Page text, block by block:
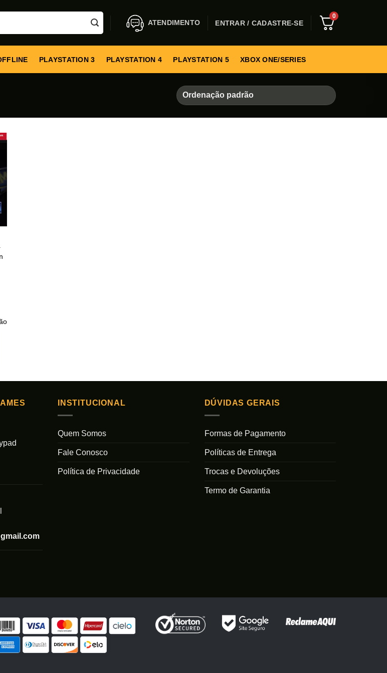
ATENDIMENTO ENTRAR / CADASTRE-SE
0
PLAYSTATION 3 PLAYSTATION 4 PLAYSTATION 5 XBOX ONE/SERIES
INSTITUCIONAL
Quem Somos
Fale Conosco
Política de Privacidade
DÚVIDAS GERAIS
Formas de Pagamento
Políticas de Entrega
Trocas e Devoluções
Termo de Garantia